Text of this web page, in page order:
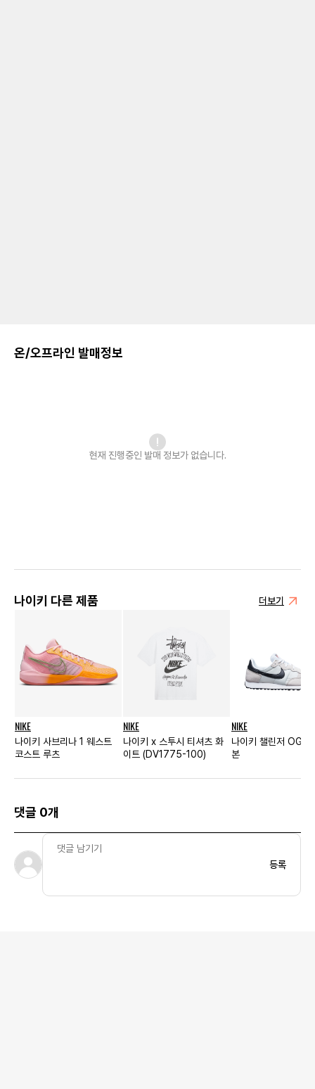
온/오프라인 발매정보
현재 진행중인 발매 정보가 없습니다.
나이키 다른 제품 더보기
NIKE
나이키 사브리나 1 웨스트
코스트 루츠
NIKE
나이키 x 스투시 티셔츠 화
이트 (DV1775-100)
NIKE
나이키 챌린저 OG
본
댓글 0개
등록